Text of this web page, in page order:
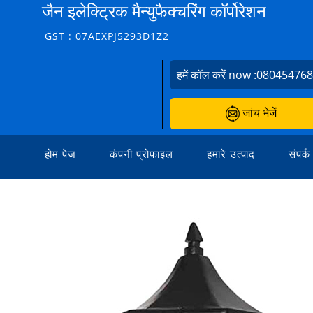
जैन इलेक्ट्रिक मैन्युफैक्चरिंग कॉर्पोरेशन
GST : 07AEXPJ5293D1Z2
हमें कॉल करें now :
जांच भेजें
होम पेज कंपनी प्रोफाइल हमारे उत्पाद